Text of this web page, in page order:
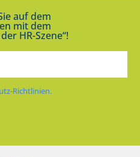
auf dem
mit dem
HR-Szene“!
Richtlinien.